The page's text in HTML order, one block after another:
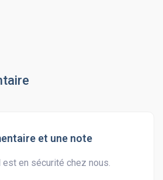
et une note
est en sécurité chez nous.